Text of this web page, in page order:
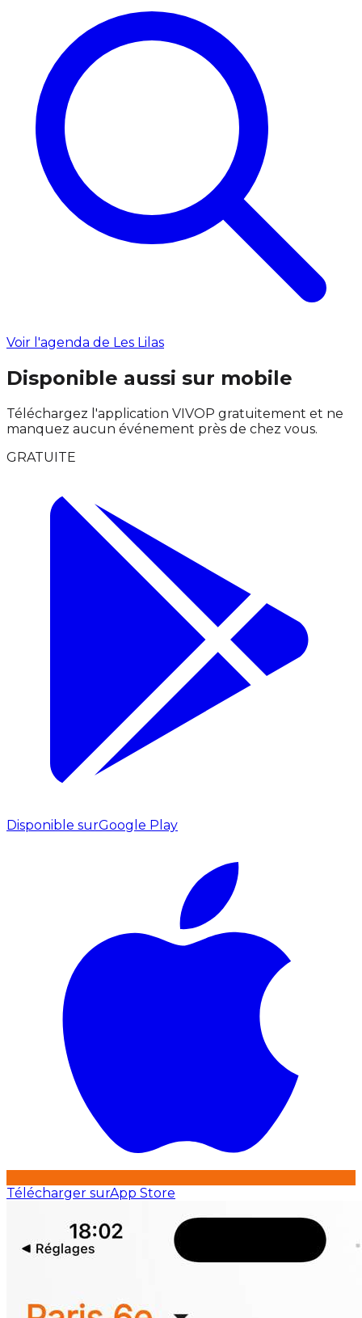
Voir l'agenda de Les Lilas
Disponible aussi sur mobile
Téléchargez l'application VIVOP gratuitement et ne
manquez aucun événement près de chez vous.
GRATUITE
Disponible surGoogle Play
Télécharger surApp Store